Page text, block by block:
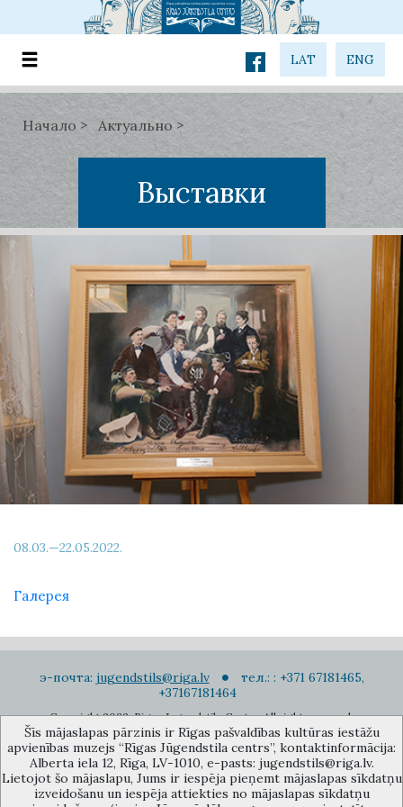
LAT ENG
Начало Актуально
Выставки
08.03.—22.05.2022.
Галерея
э-почта: jugendstils@riga.lv
тел.: : +371 67181465,
+37167181464
Copyright 2022. Rigas Jugendstila Centrs. All right reserved.
Подписаться на новости
Šīs mājaslapas pārzinis ir Rīgas pašvaldības kultūras iestāžu
apvienības muzejs “Rīgas Jūgendstila centrs”, kontaktinformācija:
Alberta iela 12, Rīga, LV-1010, e-pasts: jugendstils@riga.lv.
Lietojot šo mājaslapu, Jums ir iespēja pieņemt mājaslapas sīkdatņu
izveidošanu un iespēja attiekties no mājaslapas sīkdatņu